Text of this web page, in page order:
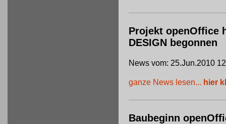
Projekt openOffice
DESIGN begonnen
News vom: 25.Jun.2010
ganze News lesen... hier
Baubeginn